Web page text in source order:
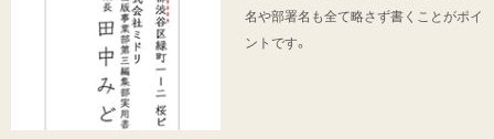
名や部署名も全て略さず書くことがポイ
ントです。